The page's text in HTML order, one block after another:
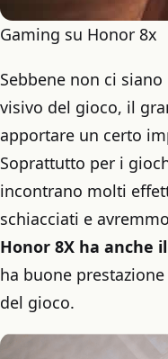
Gaming su Honor 8x
Sebbene non ci
visivo del gioco, il
apportare un certo
Soprattutto per i
incontrano molti
schiacciati e
Honor 8X ha anche
ha buone
del gioco.